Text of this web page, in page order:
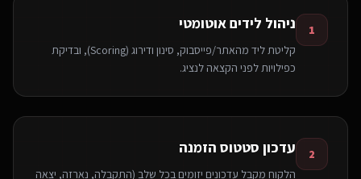
1 ניהול לידים אוטומטי
קליטת ליד מהאתר/פייסבוק, סינון ודירוג (Scoring), ובדיקת
כפילויות לפני הקצאה לנציג.
2 עדכון סטטוס הזמנה
הלקוח מקבל עדכונים יזומים בכל שלב (התקבלה, נארזה, יצאה